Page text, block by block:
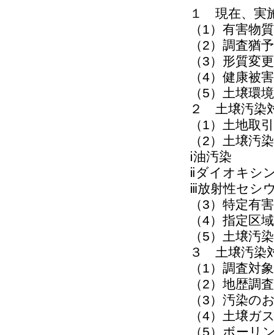
１ 現在、実
（1）有害物
（2）調査猶
（3）形質変
（4）健康被
（5）土壌環
２ 土壌汚染
（1）土地取
（2）土壌汚
ⅰ油汚染
ⅱダイオキシ
ⅲ放射性セシ
（3）特定有
（4）指定区
（5）土壌汚
３ 土壌汚染
（1）調査対
（2）地歴調査
（3）汚染の
（4）土壌ガ
（5）ボーリ